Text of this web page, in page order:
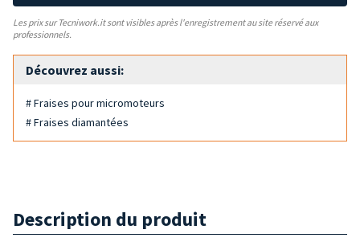
Les prix sur Tecniwork.it sont visibles après l'enregistrement au site réservé aux
professionnels.
Découvrez aussi:
# Fraises pour micromoteurs
# Fraises diamantées
Description du produit